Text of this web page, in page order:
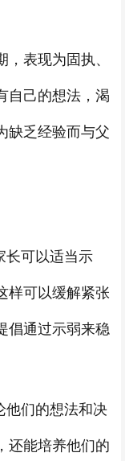
表现为固执、
自己的想法，渴
缺乏经验而与父
长可以适当示
样可以缓解紧张
倡通过示弱来稳
他们的想法和决
还能培养他们的